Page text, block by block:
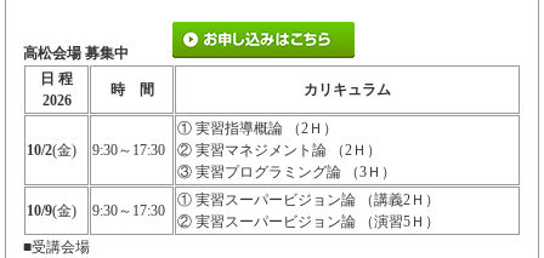
高松会場 募集中
日 程
2026
時 間 カリキュラム
10/2(金) 9:30～17:30
① 実習指導概論 （2Ｈ）
② 実習マネジメント論 （2Ｈ）
③ 実習プログラミング論 （3Ｈ）
10/9(金) 9:30～17:30
① 実習スーパービジョン論 （講義2Ｈ）
② 実習スーパービジョン論 （演習5Ｈ）
■受講会場